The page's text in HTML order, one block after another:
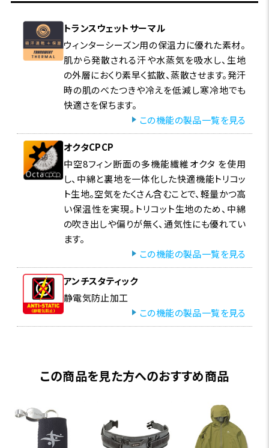
トランスウェットサーマル
ウィンターシーズン用の保温力に優れた素材。
肌から発散される汗や水蒸気を吸水し、生地
の外層におくり素早く拡散、蒸散させます。発汗
時の肌のべたつきや冷えを低減し寒冷地でも
快適さを保ちます。
この機能の製品一覧を見る
オクタCPCP
中空8フィン断面の多機能繊維オクタ を使用
し、中綿と裏地を一体化した快適機能トリコッ
ト生地。空気をたくさん含むことで、軽量かつ高
い保温性を実現。トリコット生地のため、中綿
の吹き出しや偏りが無く、通気性にも優れてい
ます。
この機能の製品一覧を見る
アンチスタティック
静電気防止加工
この機能の製品一覧を見る
この商品を見た方へのおすすめ商品